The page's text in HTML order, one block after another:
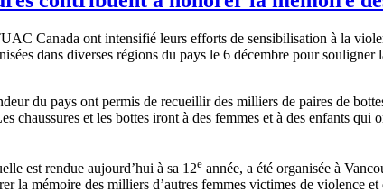
Canada ont intensifié leurs efforts de sensibilisation à la
dans diverses régions du pays le 6 décembre pour souligner
du pays ont permis de recueillir des milliers de paires de
chaussures et les bottes iront à des femmes et à des enfants
est rendue aujourd’hui à sa 12e année, a été organisée à
la mémoire des milliers d’autres femmes victimes de violence